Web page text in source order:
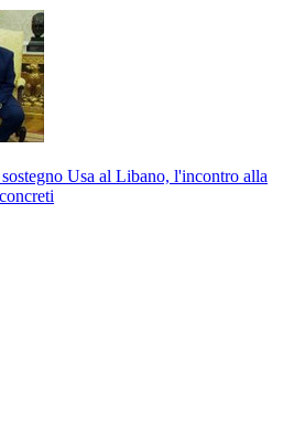
Usa al Libano, l'incontro alla